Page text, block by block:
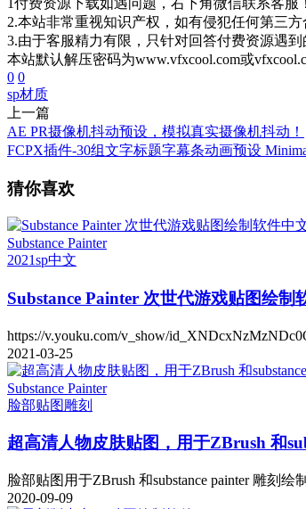
2.本站非常重视知识产权，如有侵犯任何第三
3.由于客服精力有限，只针对回答付费资源遇
本站默认解压密码为www.vfxcool.com或
0 0
sp材质
上一篇
AE PR摄像机抖动预设，模拟真实摄像机抖动！
FCPX插件-30组文字标题字幕条动画预设
猜你喜欢
Substance Painter
2021sp中文
Substance Painter 次世代游戏贴图绘
https://v.youku.com/v_show/
2021-03-25
Substance Painter
脸部贴图 雕刻
超高清人物皮肤贴图，用于ZBrush 和
脸部贴图用于ZBrush 和substance painter 雕刻
2020-09-09